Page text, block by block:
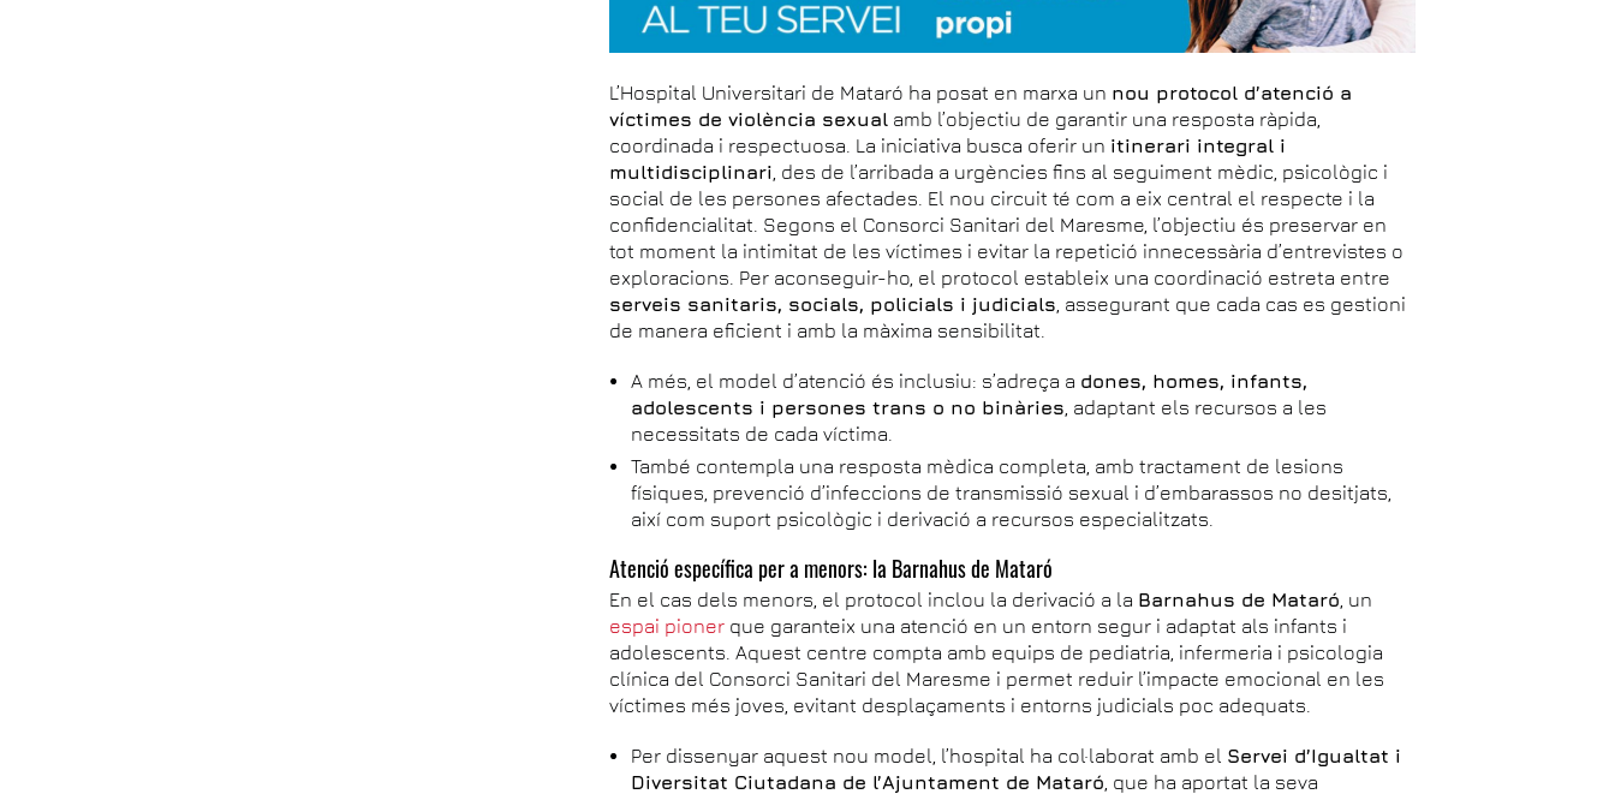
L’Hospital Universitari de Mataró ha posat en marxa un nou protocol d’atenció a
víctimes de violència sexual amb l’objectiu de garantir una resposta ràpida,
coordinada i respectuosa. La iniciativa busca oferir un itinerari integral i
multidisciplinari , des de l’arribada a urgències fins al seguiment mèdic, psicològic i
social de les persones afectades. El nou circuit té com a eix central el respecte i la
confidencialitat. Segons el Consorci Sanitari del Maresme, l’objectiu és preservar en
tot moment la intimitat de les víctimes i evitar la repetició innecessària d’entrevistes o
exploracions. Per aconseguir-ho, el protocol estableix una coordinació estreta entre
serveis sanitaris, socials, policials i judicials , assegurant que cada cas es gestioni
de manera eficient i amb la màxima sensibilitat.
A més, el model d’atenció és inclusiu: s’adreça a dones, homes, infants,
adolescents i persones trans o no binàries , adaptant els recursos a les
necessitats de cada víctima.
També contempla una resposta mèdica completa, amb tractament de lesions
físiques, prevenció d’infeccions de transmissió sexual i d’embarassos no desitjats,
així com suport psicològic i derivació a recursos especialitzats.
Atenció específica per a menors: la Barnahus de Mataró
En el cas dels menors, el protocol inclou la derivació a la Barnahus de Mataró , un
espai pioner que garanteix una atenció en un entorn segur i adaptat als infants i
adolescents. Aquest centre compta amb equips de pediatria, infermeria i psicologia
clínica del Consorci Sanitari del Maresme i permet reduir l’impacte emocional en les
víctimes més joves, evitant desplaçaments i entorns judicials poc adequats.
Per dissenyar aquest nou model, l’hospital ha col·laborat amb el Servei d’Igualtat i
Diversitat Ciutadana de l’Ajuntament de Mataró , que ha aportat la seva